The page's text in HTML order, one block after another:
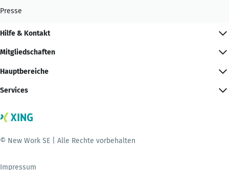
Presse
Hilfe & Kontakt
Mitgliedschaften
Hauptbereiche
Services
© New Work SE | Alle Rechte vorbehalten
Impressum